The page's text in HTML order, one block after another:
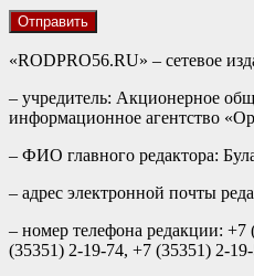
«RODPRO56.RU» – сетевое
– учредитель: Акционерное
информационное агентство
– ФИО главного редактора:
– адрес электронной почты
– номер телефона
(35351) 2-19-74, +7 (35351) 2-